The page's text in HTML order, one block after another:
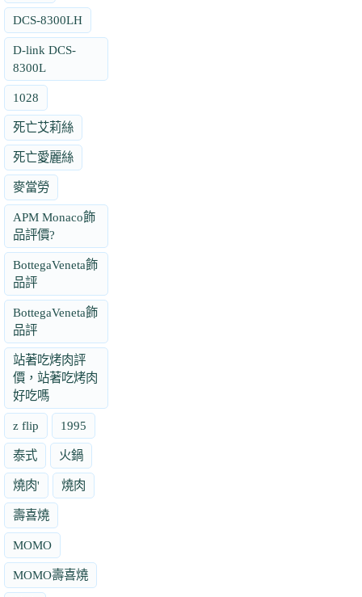
DCS-8300LH
D-link DCS-
8300L
1028
死亡艾莉絲
死亡愛麗絲
麥當勞
APM Monaco飾
品評價?
BottegaVeneta飾
品評
BottegaVeneta飾
品評
站著吃烤肉評
價，站著吃烤肉
好吃嗎
z flip 1995
泰式 火鍋
燒肉' 燒肉
壽喜燒
MOMO
MOMO壽喜燒